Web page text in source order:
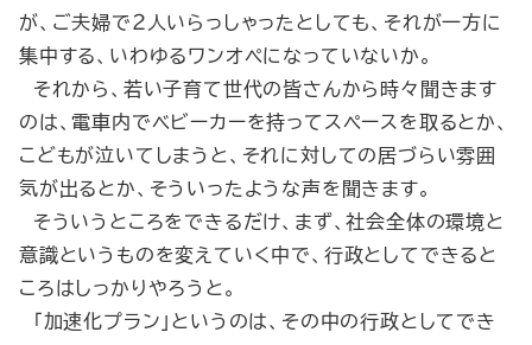
が、ご夫婦で２人いらっしゃったとしても、それが一方に
集中する、いわゆるワンオペになっていないか。
それから、若い子育て世代の皆さんから時々聞きます
のは、電車内でベビーカーを持ってスペースを取るとか、
こどもが泣いてしまうと、それに対しての居づらい雰囲
気が出るとか、そういったような声を聞きます。
そういうところをできるだけ、まず、社会全体の環境と
意識というものを変えていく中で、行政としてできると
ころはしっかりやろうと。
「加速化プラン」というのは、その中の行政としてでき